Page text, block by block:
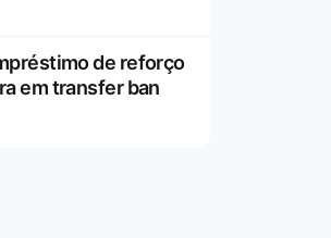
de reforço
em transfer ban